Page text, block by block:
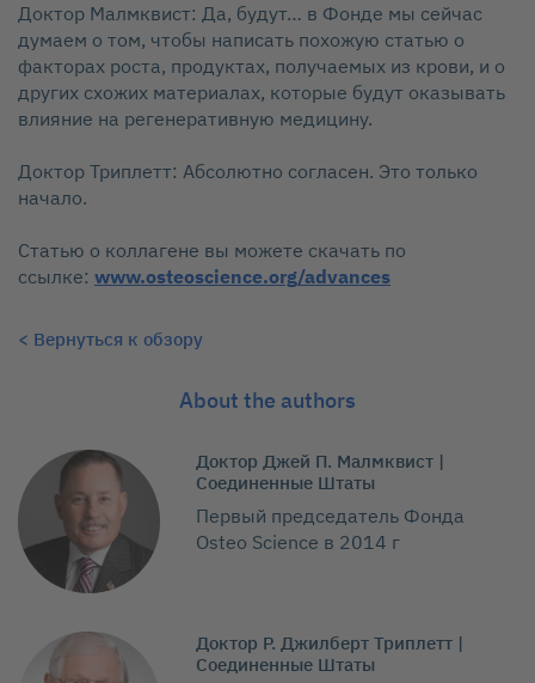
Доктор Малмквист: Да, будут… в Фонде мы сейчас
думаем о том, чтобы написать похожую статью о
факторах роста, продуктах, получаемых из крови, и о
других схожих материалах, которые будут оказывать
влияние на регенеративную медицину.
Доктор Триплетт: Абсолютно согласен. Это только
начало.
Статью о коллагене вы можете скачать по
ссылке: www.osteoscience.org/advances
< Вернуться к обзору
About the authors
Доктор Джей П. Малмквист |
Соединенные Штаты
Первый председатель Фонда
Osteo Science в 2014 г
Доктор Р. Джилберт Триплетт |
Соединенные Штаты